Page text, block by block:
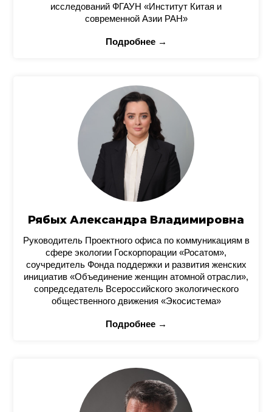
исследований ФГАУН «Институт Китая и
современной Азии РАН»
Подробнее →
Рябых Александра Владимировна
Руководитель Проектного офиса по коммуникациям в
сфере экологии Госкорпорации «Росатом»,
соучредитель Фонда поддержки и развития женских
инициатив «Объединение женщин атомной отрасли»,
сопредседатель Всероссийского экологического
общественного движения «Экосистема»
Подробнее →